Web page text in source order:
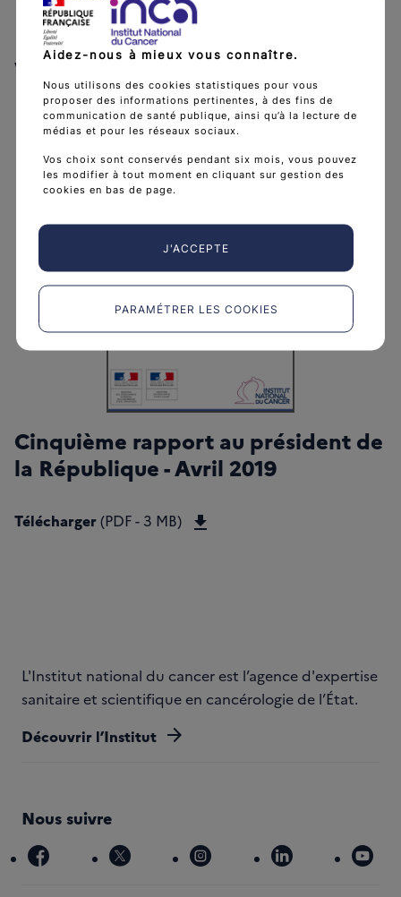
Voir aussi
Cinquième rapport au président de
la République - Avril 2019
Télécharger(PDF - 3 MB)
L'Institut national du cancer est l’agence d'expertise
sanitaire et scientifique en cancérologie de l’État.
Découvrir l’Institut arrow_forward
Nous suivre
facebook x instagram linkedin
Aidez-nous à mieux vous connaître.
Nous utilisons des cookies statistiques pour vous
proposer des informations pertinentes, à des fins de
communication de santé publique, ainsi qu’à la lecture de
médias et pour les réseaux sociaux.
Vos choix sont conservés pendant six mois, vous pouvez
les modifier à tout moment en cliquant sur gestion des
cookies en bas de page.
J'ACCEPTE
PARAMÉTRER LES COOKIES